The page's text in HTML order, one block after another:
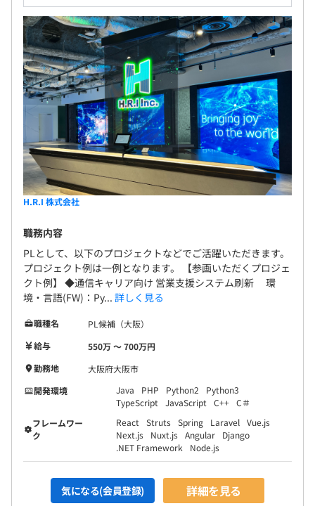
H.R.I 株式会社
職務内容
PLとして、以下のプロジェクトなどでご活躍いただきます。
プロジェクト例は一例となります。 【参画いただくプロジェ
クト例】 ◆通信キャリア向け 営業支援システム刷新 環
境・言語(FW)：Py... 詳しく見る
職種名
PL候補（大阪）
給与
550万 〜 700万円
勤務地
大阪府大阪市
開発環境
Java PHP Python2
Python3
TypeScript
JavaScript C++ C＃
フレームワー
ク
React Struts Spring Laravel Vue.js
Next.js
Nuxt.js Angular
Django
.NET Framework
Node.js
気になる(会員登録) 詳細を見る